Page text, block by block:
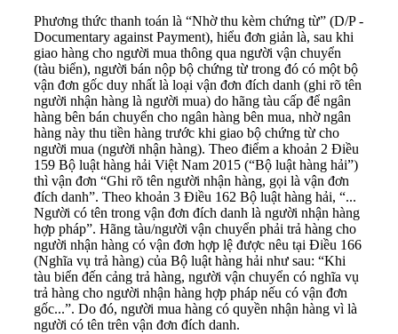
Phương thức thanh toán là “Nhờ thu kèm chứng từ” (D/P -
Documentary against Payment), hiểu đơn giản là, sau khi
giao hàng cho người mua thông qua người vận chuyển
(tàu biển), người bán nộp bộ chứng từ trong đó có một bộ
vận đơn gốc duy nhất là loại vận đơn đích danh (ghi rõ tên
người nhận hàng là người mua) do hãng tàu cấp để ngân
hàng bên bán chuyển cho ngân hàng bên mua, nhờ ngân
hàng này thu tiền hàng trước khi giao bộ chứng từ cho
người mua (người nhận hàng). Theo điểm a khoản 2 Điều
159 Bộ luật hàng hải Việt Nam 2015 (“Bộ luật hàng hải”)
thì vận đơn “Ghi rõ tên người nhận hàng, gọi là vận đơn
đích danh”. Theo khoản 3 Điều 162 Bộ luật hàng hải, “...
Người có tên trong vận đơn đích danh là người nhận hàng
hợp pháp”. Hãng tàu/người vận chuyển phải trả hàng cho
người nhận hàng có vận đơn hợp lệ được nêu tại Điều 166
(Nghĩa vụ trả hàng) của Bộ luật hàng hải như sau: “Khi
tàu biển đến cảng trả hàng, người vận chuyển có nghĩa vụ
trả hàng cho người nhận hàng hợp pháp nếu có vận đơn
gốc...”. Do đó, người mua hàng có quyền nhận hàng vì là
người có tên trên vận đơn đích danh.